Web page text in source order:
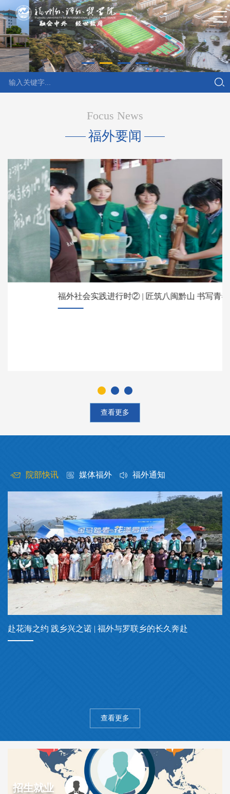
Focus News
福外要闻
福外社会实践进行时② | 匠筑八闽黔山 书写青春答卷
查看更多
院部快讯 媒体福外 福外通知
赴花海之约 践乡兴之诺 | 福外与罗联乡的长久奔赴
查看更多
招生就业